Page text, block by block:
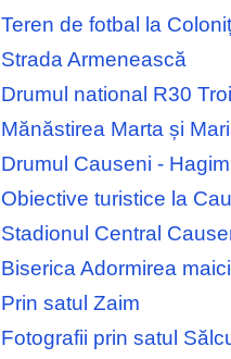
Teren de fotbal la
Strada Armenească
Drumul national R30
Mănăstirea Marta și
Drumul Causeni -
Obiective turistice la
Stadionul Central
Biserica Adormirea
Prin satul Zaim
Fotografii prin satul